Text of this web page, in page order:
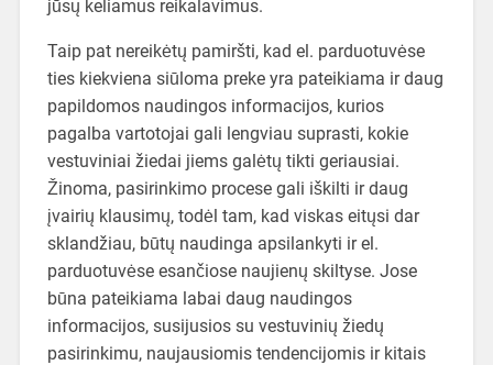
jūsų keliamus reikalavimus.
Taip pat nereikėtų pamiršti, kad el. parduotuvėse
ties kiekviena siūloma preke yra pateikiama ir daug
papildomos naudingos informacijos, kurios
pagalba vartotojai gali lengviau suprasti, kokie
vestuviniai žiedai jiems galėtų tikti geriausiai.
Žinoma, pasirinkimo procese gali iškilti ir daug
įvairių klausimų, todėl tam, kad viskas eitųsi dar
sklandžiau, būtų naudinga apsilankyti ir el.
parduotuvėse esančiose naujienų skiltyse. Jose
būna pateikiama labai daug naudingos
informacijos, susijusios su vestuvinių žiedų
pasirinkimu, naujausiomis tendencijomis ir kitais